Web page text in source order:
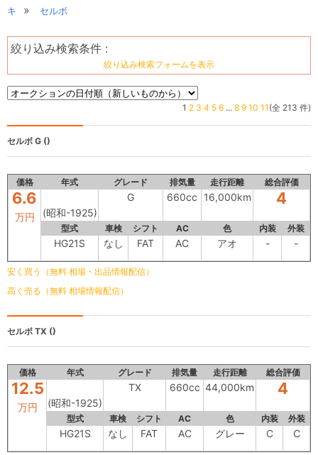
キ
» セルボ
絞り込み検索条件 :
絞り込み検索フォームを表示
1 2 3 4 5 6 ... 8 9 10 11 (全 213 件)
セルボ G ()
価格 年式 グレード 排気量 走行距離 総合評価
6.6
万円 (昭和-1925)
G 660cc 16,000km 4
型式 車検 シフト AC 色 内装 外装
HG21S なし FAT AC アオ - -
安く買う（無料 相場・出品情報配信）
高く売る（無料 相場情報配信）
セルボ TX ()
価格 年式 グレード 排気量 走行距離 総合評価
12.5
万円 (昭和-1925)
TX 660cc 44,000km 4
型式 車検 シフト AC 色 内装 外装
HG21S なし FAT AC グレー C C